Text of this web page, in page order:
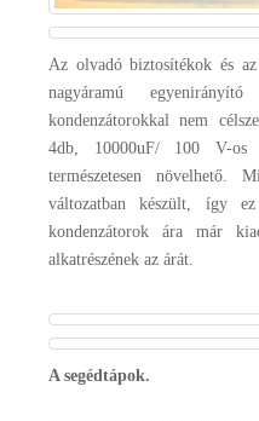
Az olvadó biztosítékok és az
nagyáramú
kondenzátorokkal nem
4db, 10000uF/ 100 V-os
természetesen növelhető.
változatban készült, így
kondenzátorok ára már
alkatrészének az árát.
A segédtápok.